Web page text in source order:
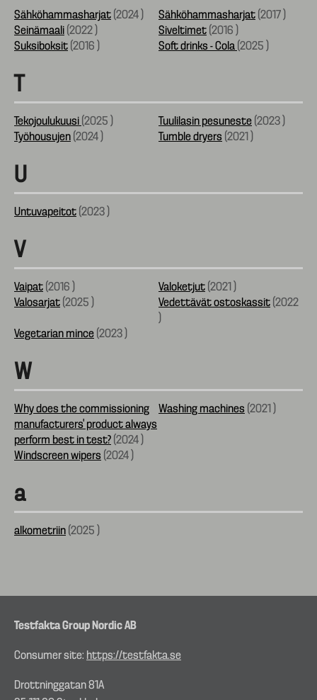
Sähköhammasharjat (2024 ) Sähköhammasharjat (2017 )
Seinämaali (2022 ) Siveltimet (2016 )
Suksiboksit (2016 ) Soft drinks - Cola (2025 )
T
Tekojoulukuusi (2025 ) Tuulilasin pesuneste (2023 )
Työhousujen (2024 ) Tumble dryers (2021 )
U
Untuvapeitot (2023 )
V
Vaipat (2016 ) Valoketjut (2021 )
Valosarjat (2025 ) Vedettävät ostoskassit (2022
)
Vegetarian mince (2023 )
W
Why does the commissioning
manufacturers’ product always
perform best in test? (2024 )
Washing machines (2021 )
Windscreen wipers (2024 )
a
alkometriin (2025 )
Testfakta Group Nordic AB
Consumer site: https://testfakta.se
Drottninggatan 81A